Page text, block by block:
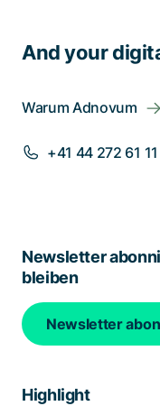
And your
Warum Adnovum
+41 44 272 61 11
Newsletter
bleiben
Newsletter
Highlight